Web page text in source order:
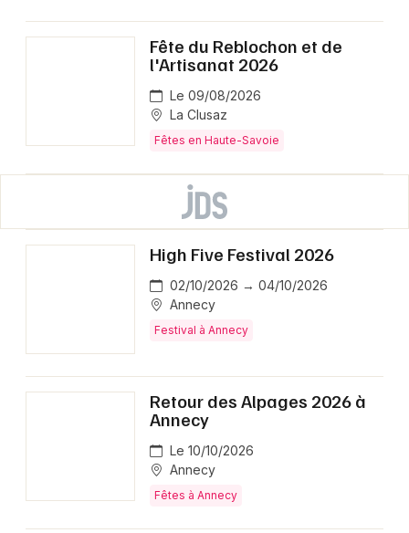
Fête du Reblochon et de
l'Artisanat 2026
Le 09/08/2026
La Clusaz
Fêtes en Haute-Savoie
High Five Festival 2026
02/10/2026 → 04/10/2026
Annecy
Festival à Annecy
Retour des Alpages 2026 à
Annecy
Le 10/10/2026
Annecy
Fêtes à Annecy